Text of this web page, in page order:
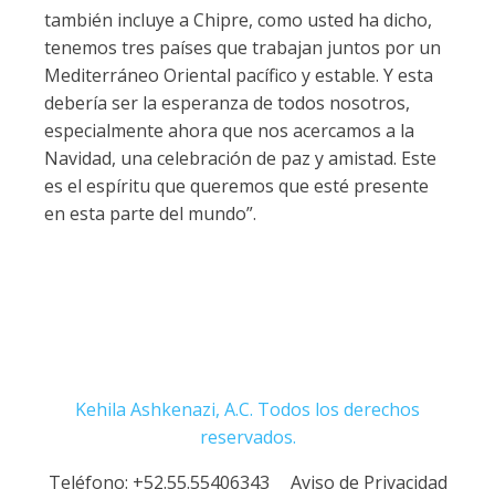
también incluye a Chipre, como usted ha dicho,
tenemos tres países que trabajan juntos por un
Mediterráneo Oriental pacífico y estable. Y esta
debería ser la esperanza de todos nosotros,
especialmente ahora que nos acercamos a la
Navidad, una celebración de paz y amistad. Este
es el espíritu que queremos que esté presente
en esta parte del mundo”.
Kehila Ashkenazi, A.C. Todos los derechos
reservados.
Teléfono: +52.55.55406343 Aviso de Privacidad